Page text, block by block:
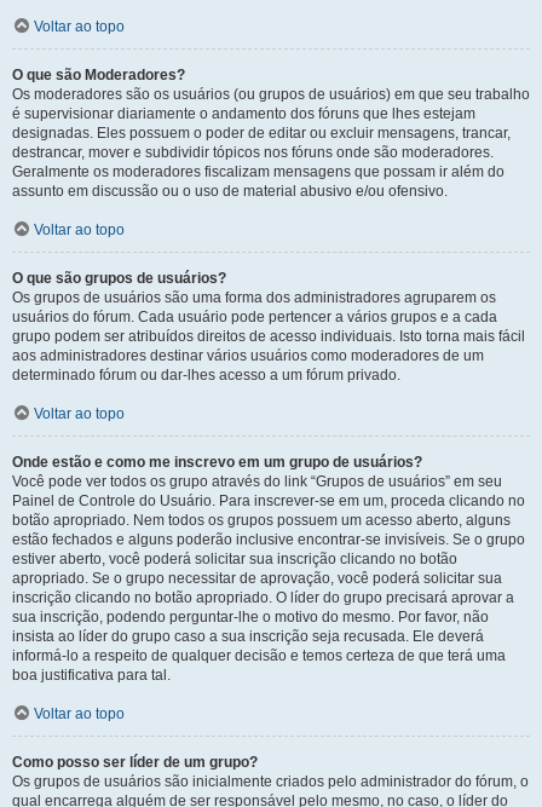
Voltar ao topo
O que são Moderadores?
Os moderadores são os usuários (ou grupos de usuários) em que seu trabalho
é supervisionar diariamente o andamento dos fóruns que lhes estejam
designadas. Eles possuem o poder de editar ou excluir mensagens, trancar,
destrancar, mover e subdividir tópicos nos fóruns onde são moderadores.
Geralmente os moderadores fiscalizam mensagens que possam ir além do
assunto em discussão ou o uso de material abusivo e/ou ofensivo.
Voltar ao topo
O que são grupos de usuários?
Os grupos de usuários são uma forma dos administradores agruparem os
usuários do fórum. Cada usuário pode pertencer a vários grupos e a cada
grupo podem ser atribuídos direitos de acesso individuais. Isto torna mais fácil
aos administradores destinar vários usuários como moderadores de um
determinado fórum ou dar-lhes acesso a um fórum privado.
Voltar ao topo
Onde estão e como me inscrevo em um grupo de usuários?
Você pode ver todos os grupo através do link “Grupos de usuários” em seu
Painel de Controle do Usuário. Para inscrever-se em um, proceda clicando no
botão apropriado. Nem todos os grupos possuem um acesso aberto, alguns
estão fechados e alguns poderão inclusive encontrar-se invisíveis. Se o grupo
estiver aberto, você poderá solicitar sua inscrição clicando no botão
apropriado. Se o grupo necessitar de aprovação, você poderá solicitar sua
inscrição clicando no botão apropriado. O líder do grupo precisará aprovar a
sua inscrição, podendo perguntar-lhe o motivo do mesmo. Por favor, não
insista ao líder do grupo caso a sua inscrição seja recusada. Ele deverá
informá-lo a respeito de qualquer decisão e temos certeza de que terá uma
boa justificativa para tal.
Voltar ao topo
Como posso ser líder de um grupo?
Os grupos de usuários são inicialmente criados pelo administrador do fórum, o
qual encarrega alguém de ser responsável pelo mesmo, no caso, o líder do